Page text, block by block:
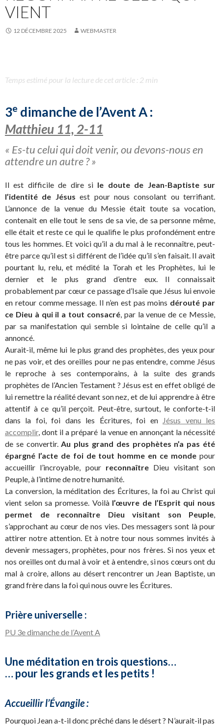
VIENT
12 DÉCEMBRE 2025 WEBMASTER
Temps estimé pour la lecture de cet article : 2 min
3e dimanche de l’Avent A :
Matthieu 11, 2-11
« Es-tu celui qui doit venir, ou devons-nous en
attendre un autre ? »
Il est difficile de dire si le doute de Jean-Baptiste sur
l’identité de Jésus est pour nous consolant ou terrifiant.
L’annonce de la venue du Messie était toute sa vocation,
contenait en elle tout le sens de sa vie, de sa personne même,
elle était et reste ce qui le qualifie le plus profondément entre
tous les hommes. Et voici qu’il a du mal à le reconnaître, peut-
être parce qu’il est si différent de l’idée qu’il s’en faisait. Il avait
pourtant lu, relu, et médité la Torah et les Prophètes, lui le
dernier et le plus grand d’entre eux. Il connaissait
probablement par cœur ce passage d’Isaïe que Jésus lui envoie
en retour comme message. Il n’en est pas moins dérouté par
ce Dieu à qui il a tout consacré, par la venue de ce Messie,
par sa manifestation qui semble si lointaine de celle qu’il a
annoncé.
Aurait-il, même lui le plus grand des prophètes, des yeux pour
ne pas voir, et des oreilles pour ne pas entendre, comme Jésus
le reproche à ses contemporains, à la suite des grands
prophètes de l’Ancien Testament ? Jésus est en effet obligé de
lui remettre la réalité devant son nez, et de lui apprendre à être
attentif à ce qu’il perçoit. Peut-être, surtout, le conforte-t-il
dans la foi, foi dans les Écritures, foi en Jésus venu les
accomplir, dont il a préparé la venue en annonçant la nécessité
de se convertir.Au plus grand des prophètes n’a pas été
épargné l’acte de foi de tout homme en ce monde pour
accueillir l’incroyable, pour reconnaître Dieu visitant son
Peuple, à l’intime de notre humanité.
La conversion, la méditation des Écritures, la foi au Christ qui
vient selon sa promesse. Voilà l’œuvre de l’Esprit qui nous
permet de reconnaître Dieu visitant son Peuple,
s’approchant au cœur de nos vies. Des messagers sont là pour
attirer notre attention. Et à notre tour nous sommes invités à
devenir messagers, prophètes, pour nos frères. Si nos yeux et
nos oreilles ont du mal à voir et à entendre, si nos cœurs ont du
mal à croire, allons au désert rencontrer un Jean Baptiste, un
grand frère dans la foi qui nous ouvre les Écritures.
Prière universelle :
PU 3e dimanche de l’Avent A
Une méditation en trois questions…
… pour les grands et les petits !
Accueillir l’Évangile :
Pourquoi Jean a-t-il donc prêché dans le désert ? N’aurait-il pas